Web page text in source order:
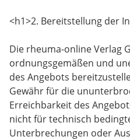
<h1>2. Bereitstellung der
Die rheuma-online Verlag
ordnungsgemäßen und
des Angebots
Gewähr für die
Erreichbarkeit des
nicht für technisch
Unterbrechungen oder